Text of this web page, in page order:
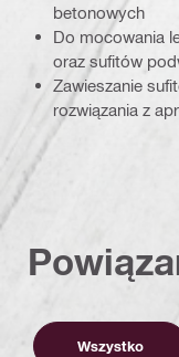
betonowych
Do mocowania
oraz sufitów
Zawieszanie
rozwiązania z
Wszystko